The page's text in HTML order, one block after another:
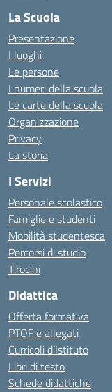
La Scuola
Presentazione
I luoghi
Le persone
I numeri della scuola
Le carte della scuola
Organizzazione
Privacy
La storia
I Servizi
Personale scolastico
Famiglie e studenti
Mobilità studentesca
Percorsi di studio
Tirocini
Didattica
Offerta formativa
PTOF e allegati
Curricoli d’Istituto
Libri di testo
Schede didattiche